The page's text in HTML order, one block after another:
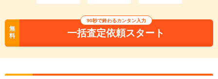
90秒で終わるカンタン入力
無
料
一括査定依頼スタート